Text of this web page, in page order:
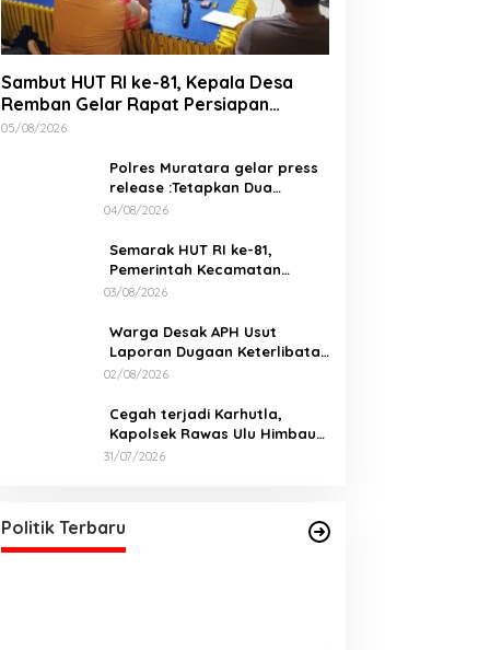
Sambut HUT RI ke-81, Kepala Desa
Remban Gelar Rapat Persiapan
Bersama Panitia
05/08/2026
Polres Muratara gelar press
release :Tetapkan Dua
Direktur Jadi Tersangka
ALS dan Tangki BBM Tewaskan
19 Orang
04/08/2026
Semarak HUT RI ke-81,
Pemerintah Kecamatan
Rawas Ulu Gelar Berbagai
03/08/2026
Warga Desak APH Usut
Laporan Dugaan Keterlibatan
Oknum Lurah Muara Kulam
02/08/2026
Cegah terjadi Karhutla,
Kapolsek Rawas Ulu Himbau
Warga Desa Sungai Kijang
31/07/2026
Politik Terbaru
Santun Dan Bersahabat
Di Politik, Sumsel |